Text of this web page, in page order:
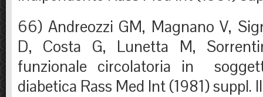
66) Andreozzi GM, Magnano V,
D, Costa G, Lunetta M,
funzionale circolatoria in
diabetica Rass Med Int (1981) suppl.